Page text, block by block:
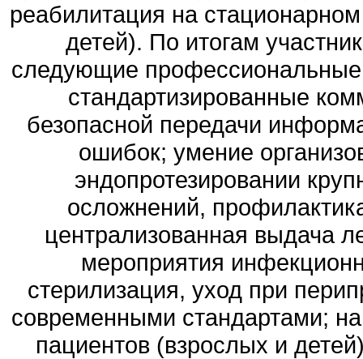
реабилитация на
детей). По итогам
следующие профессиональные
стандартизированные
безопасной передачи
ошибок; умение
эндопротезировании
осложнений,
централизованная выдача
мероприятия
стерилизация, уход при
современными стандартами;
пациентов (взрослых и